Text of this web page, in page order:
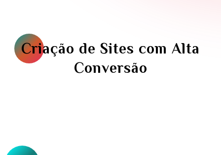
Criação de Sites com Alta
Conversão